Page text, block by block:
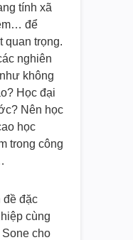
tính xã
để
quan trọng.
nghiên
không
Học đại
Nên học
học
trong công
đề đặc
cùng
cho